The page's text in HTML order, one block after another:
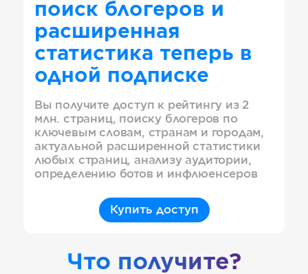
поиск блогеров и
расширенная
статистика теперь в
одной подписке
Вы получите доступ к рейтингу из 2
млн. страниц, поиску блогеров по
ключевым словам, странам и городам,
актуальной расширенной статистики
любых страниц, анализу аудитории,
определению ботов и инфлюенсеров
Купить доступ
Что получите?